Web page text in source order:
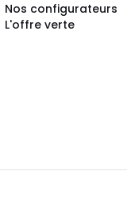
Nos configurateurs
L'offre verte